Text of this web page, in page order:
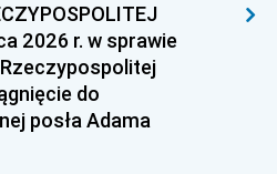
1994
1991
1985
2026 r. w sprawie
do
posła Adama